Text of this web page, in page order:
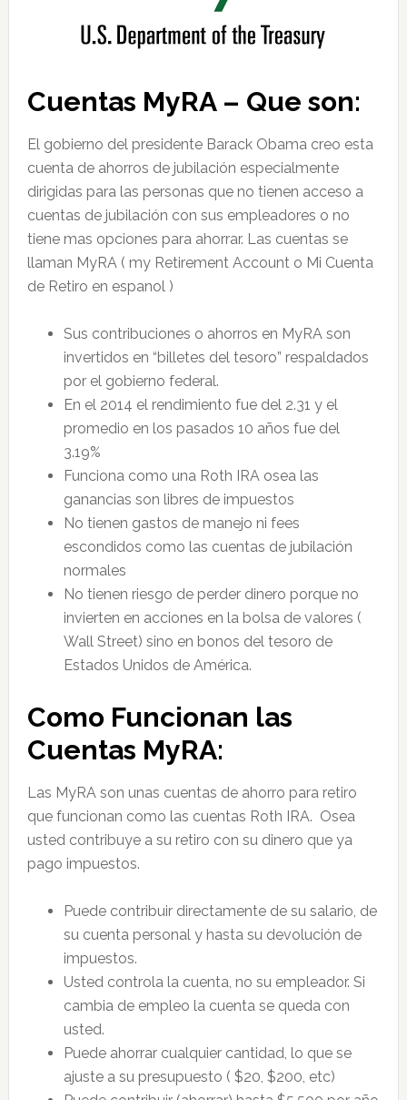
Cuentas MyRA – Que son:
El gobierno del presidente Barack Obama creo esta
cuenta de ahorros de jubilación especialmente
dirigidas para las personas que no tienen acceso a
cuentas de jubilación con sus empleadores o no
tiene mas opciones para ahorrar. Las cuentas se
llaman MyRA ( my Retirement Account o Mi Cuenta
de Retiro en espanol )
Sus contribuciones o ahorros en MyRA son
invertidos en “billetes del tesoro” respaldados
por el gobierno federal.
En el 2014 el rendimiento fue del 2.31 y el
promedio en los pasados 10 años fue del
3.19%
Funciona como una Roth IRA osea las
ganancias son libres de impuestos
No tienen gastos de manejo ni fees
escondidos como las cuentas de jubilación
normales
No tienen riesgo de perder dinero porque no
invierten en acciones en la bolsa de valores (
Wall Street) sino en bonos del tesoro de
Estados Unidos de América.
Como Funcionan las
Cuentas MyRA:
Las MyRA son unas cuentas de ahorro para retiro
que funcionan como las cuentas Roth IRA. Osea
usted contribuye a su retiro con su dinero que ya
pago impuestos.
Puede contribuir directamente de su salario, de
su cuenta personal y hasta su devolución de
impuestos.
Usted controla la cuenta, no su empleador. Si
cambia de empleo la cuenta se queda con
usted.
Puede ahorrar cualquier cantidad, lo que se
ajuste a su presupuesto ( $20, $200, etc)